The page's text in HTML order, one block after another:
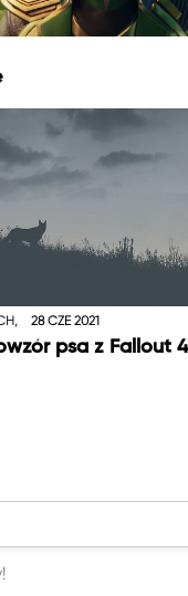
28 CZE 2021
psa z Fallout 4